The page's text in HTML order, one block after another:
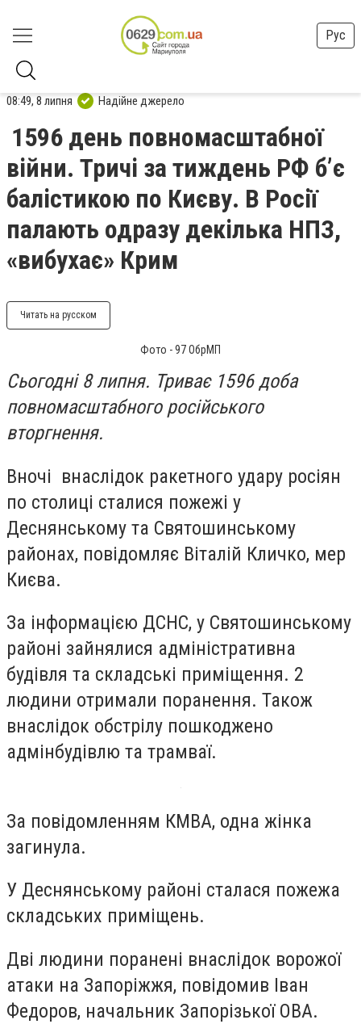
Рус
08:49, 8 липня Надійне джерело
1596 день повномасштабної
війни. Тричі за тиждень РФ б’є
балістикою по Києву. В Росії
палають одразу декілька НПЗ,
«вибухає» Крим
Читать на русском
Фото - 97 ОбрМП
Сьогодні 8 липня. Триває 1596 доба
повномасштабного російського
вторгнення.
Вночі внаслідок ракетного удару росіян
по столиці сталися пожежі у
Деснянському та Святошинському
районах, повідомляє Віталій Кличко, мер
Києва.
За інформацією ДСНС, у Святошинському
районі зайнялися адміністративна
будівля та складські приміщення. 2
людини отримали поранення. Також
внаслідок обстрілу пошкоджено
адмінбудівлю та трамваї.
За повідомленням КМВА, одна жінка
загинула.
У Деснянському районі сталася пожежа
складських приміщень.
Дві людини поранені внаслідок ворожої
атаки на Запоріжжя, повідомив Іван
Федоров, начальник Запорізької ОВА.